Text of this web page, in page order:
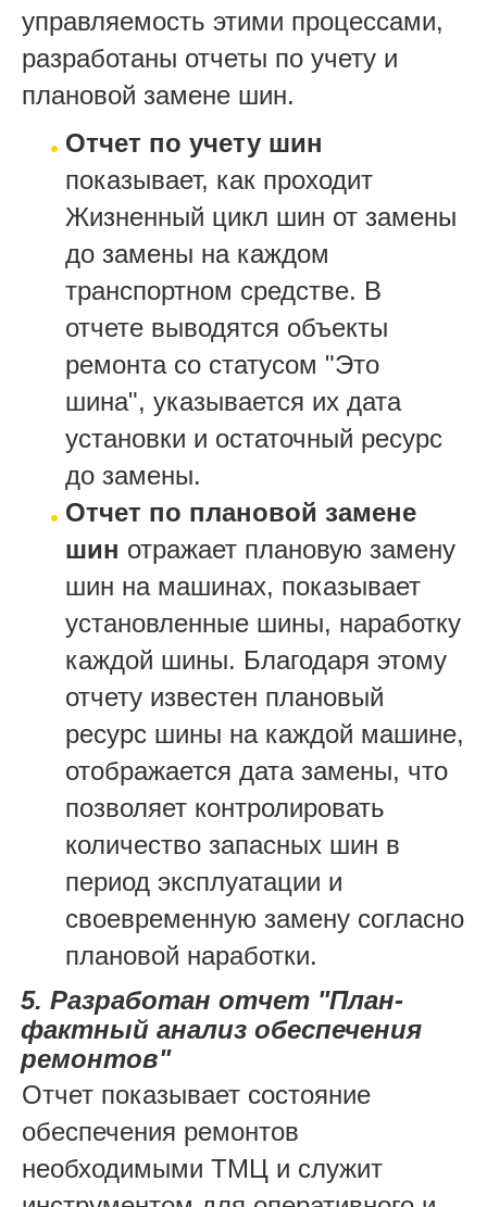
управляемость этими процессами,
разработаны отчеты по учету и
плановой замене шин.
Отчет по учету шин
показывает, как проходит
Жизненный цикл шин от замены
до замены на каждом
транспортном средстве. В
отчете выводятся объекты
ремонта со статусом "Это
шина", указывается их дата
установки и остаточный ресурс
до замены.
Отчет по плановой замене
шин отражает плановую замену
шин на машинах, показывает
установленные шины, наработку
каждой шины. Благодаря этому
отчету известен плановый
ресурс шины на каждой машине,
отображается дата замены, что
позволяет контролировать
количество запасных шин в
период эксплуатации и
своевременную замену согласно
плановой наработки.
5. Разработан отчет "План-
фактный анализ обеспечения
ремонтов"
Отчет показывает состояние
обеспечения ремонтов
необходимыми ТМЦ и служит